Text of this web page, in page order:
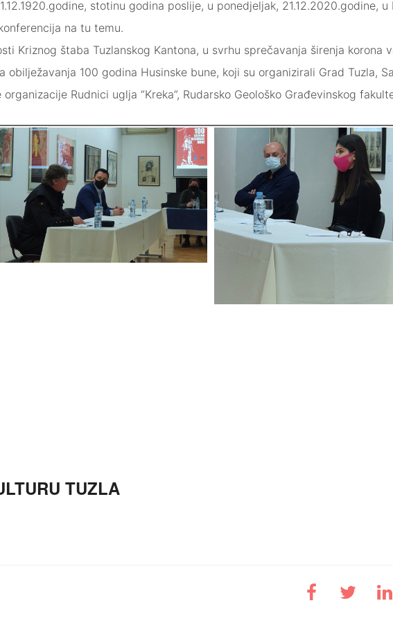
stotinu godina poslije, u ponedjeljak, 21.12.2020.godine, u
na tu temu.
Kriznog štaba Tuzlanskog Kantona, u svrhu sprečavanja širenja korona
obilježavanja 100 godina Husinske bune, koji su organizirali Grad Tuzla,
Rudnici uglja “Kreka”, Rudarsko Geološko Građevinskog
TUZLA